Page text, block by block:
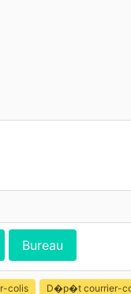
Bureau
colis D�p�t courrier-